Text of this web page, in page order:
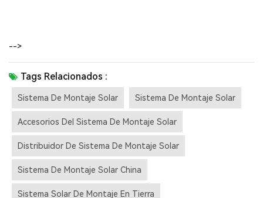
-->
Tags Relacionados :
Sistema De Montaje Solar Sistema De Montaje Solar
Accesorios Del Sistema De Montaje Solar
Distribuidor De Sistema De Montaje Solar
Sistema De Montaje Solar China
Sistema Solar De Montaje En Tierra